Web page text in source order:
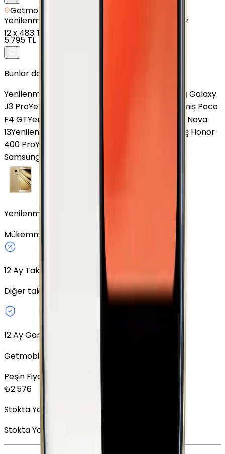
Getmobil Güvencesi
Yenilenmiş
Samsung Galaxy A11 - 32 GB - Beyaz
12x 483 TL
5.795 TL
Bunlar da İlginizi Çekebilir
Yenilenmiş Poco X4 GT 5G
Yenilenmiş Samsung Galaxy
J3 ProYenilenmiş Samsung Galaxy A33
Yenilenmiş Poco
F4 GTYenilenmiş Omix X600
Yenilenmiş Huawei Nova
13Yenilenmiş Samsung Galaxy S25 FE
Yenilenmiş Honor
400 ProYenilenmiş Apple iPhone XR
Samsung Galaxy J7 Core
Yenilenmiş Samsung Galaxy C5 Altın 64 GB
Mükemmel
Fiziki SIM
12Ay Taksit Seçeneği
Diğer taksit seçeneklerini keşfedin.
12 Ay Garanti
Getmobil Garantisi
Peşin Fiyatına
₺2.576
Stokta Yok
Stokta Yok